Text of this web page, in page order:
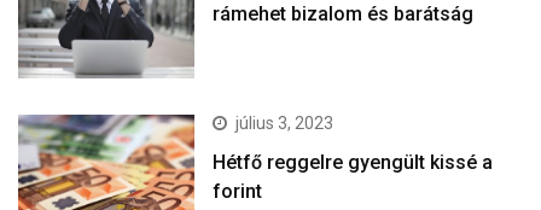
rámehet bizalom és barátság
július 3, 2023
Hétfő reggelre gyengült kissé a
forint